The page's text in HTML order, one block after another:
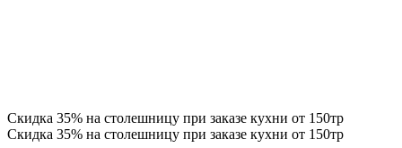
Скидка 35% на столешницу при заказе кухни от 150тр
Скидка 35% на столешницу при заказе кухни от 150тр